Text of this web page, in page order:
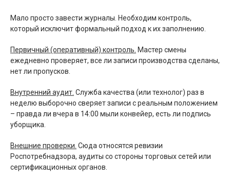
Мало просто завести журналы. Необходим контроль,
который исключит формальный подход к их заполнению.
Первичный (оперативный) контроль. Мастер смены
ежедневно проверяет, все ли записи производства сделаны,
нет ли пропусков.
Внутренний аудит. Служба качества (или технолог) раз в
неделю выборочно сверяет записи с реальным положением
– правда ли вчера в 14:00 мыли конвейер, есть ли подпись
уборщика.
Внешние проверки. Сюда относятся ревизии
Роспотребнадзора, аудиты со стороны торговых сетей или
сертификационных органов.